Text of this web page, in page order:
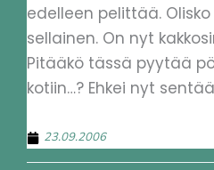
edelleen pelittää. Olisko
sellainen. On nyt
Pitääkö tässä pyytää
kotiin…? Ehkei nyt
23.09.2006